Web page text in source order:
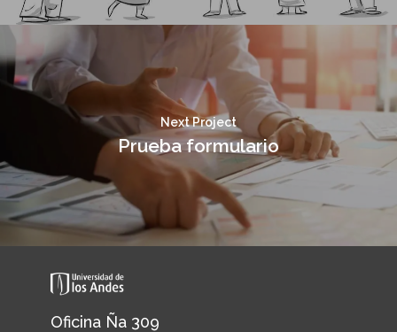
Next Project
Prueba formulario
Oficina Ña 309